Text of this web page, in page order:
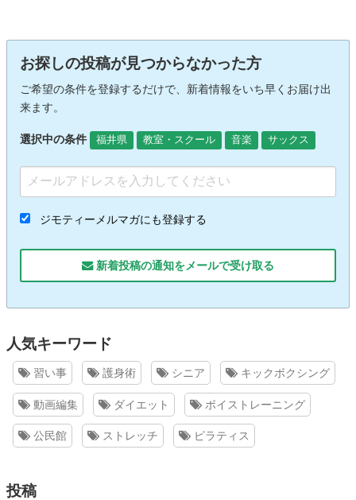
お探しの投稿が見つからなかった方
ご希望の条件を登録するだけで、新着情報をいち早くお届け出
来ます。
選択中の条件 福井県 教室・スクール 音楽 サックス
ジモティーメルマガにも登録する
新着投稿の通知をメールで受け取る
人気キーワード
習い事 護身術 シニア キックボクシング
動画編集 ダイエット ボイストレーニング
公民館 ストレッチ ピラティス
投稿